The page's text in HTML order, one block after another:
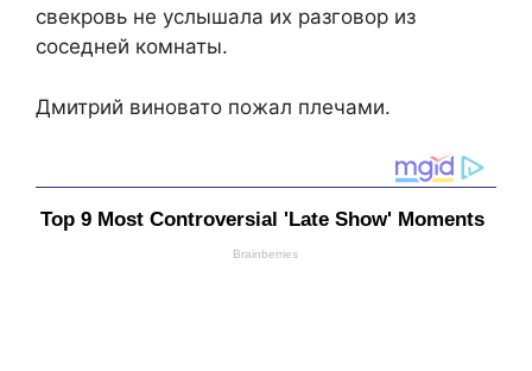
свекровь не услышала их разговор из
соседней комнаты.
Дмитрий виновато пожал плечами.